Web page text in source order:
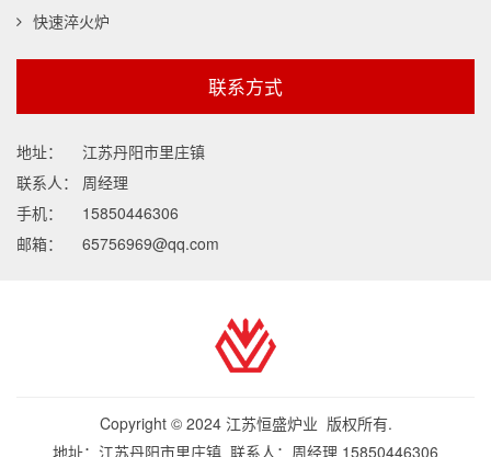
快速淬火炉
联系方式
地址：
江苏丹阳市里庄镇
联系人：
周经理
手机：
15850446306
邮箱：
65756969@qq.com
Copyright © 2024 江苏恒盛炉业 版权所有.
地址：江苏丹阳市里庄镇 联系人：周经理 15850446306